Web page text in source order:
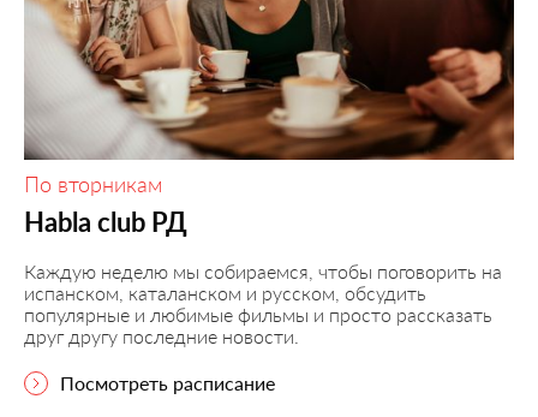
По вторникам
Habla club РД
Каждую неделю мы собираемся, чтобы поговорить на
испанском, каталанском и русском, обсудить
популярные и любимые фильмы и просто рассказать
друг другу последние новости.
Посмотреть расписание